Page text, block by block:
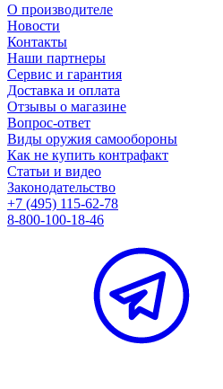
О производителе
Новости
Контакты
Наши партнеры
Сервис и гарантия
Доставка и оплата
Отзывы о магазине
Вопрос-ответ
Виды оружия самообороны
Как не купить контрафакт
Статьи и видео
Законодательство
+7 (495) 115-62-78
8-800-100-18-46